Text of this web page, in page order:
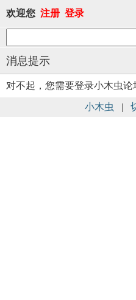
欢迎您 注册 登录
消息提示
对不起，您需要登录小木虫
小木虫 |